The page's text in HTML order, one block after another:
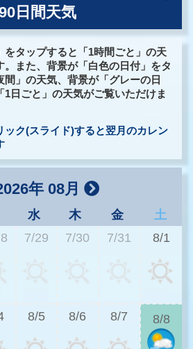
日間天気
をタップすると「1時間ごと」の天
。また、背景が「白色の日付」をタ
間」の天気、背景が「グレーの日
日ごと」の天気がご覧いただけま
ック(スライド)すると翌月のカレン
年 08月
水 木 金
土
7/29 7/30 7/31 8/1
8/5 8/6 8/7 8/8